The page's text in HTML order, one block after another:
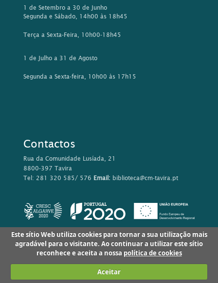
1 de Setembro a 30 de Junho
Segunda e Sábado, 14h00 às 18h45
Terça a Sexta-Feira, 10h00-18h45
1 de Julho a 31 de Agosto
Segunda a Sexta-feira, 10h00 às 17h15
Contactos
Rua da Comunidade Lusíada, 21
8800-397 Tavira
Tel: 281 320 585/ 576 Email: biblioteca@cm-tavira.pt
Este sítio Web utiliza cookies para tornar a sua utilização mais
agradável para o visitante. Ao continuar a utilizar este sítio
reconhece e aceita a nossa política de cookies
Aceitar